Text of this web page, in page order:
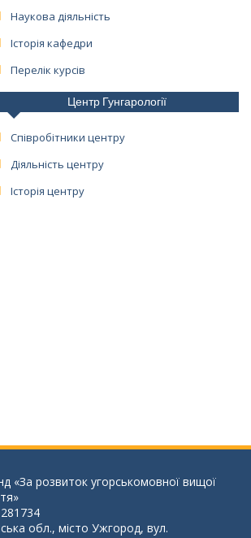
Наукова діяльність
Історія кафедри
Перелік курсів
Центр Гунгарології
Співробітники центру
Діяльність центру
Історія центру
«За розвиток угорськомовної вищої
обл., місто Ужгород, вул.